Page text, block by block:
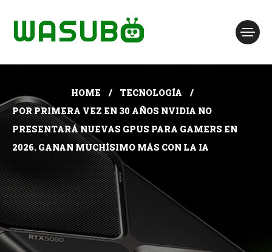
HOME
TECNOLOGÍA
POR PRIMERA VEZ EN 30 AÑOS NVIDIA NO
PRESENTARÁ NUEVAS GPUS PARA GAMERS EN
2026. GANAN MUCHÍSIMO MÁS CON LA IA